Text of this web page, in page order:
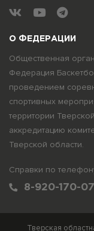
О ФЕДЕРАЦИИ
Общественная
Федерация
проведением
спортивных
территории
аккредитацию
Тверской области.
Справки по
8-920-170-
Тверская